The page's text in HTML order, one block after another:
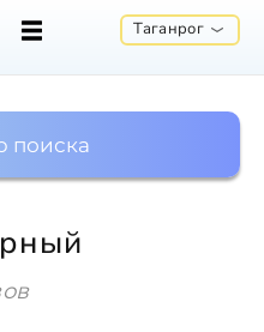
Таганрог
поиска